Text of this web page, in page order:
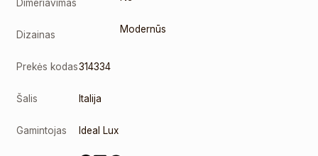
Dimeriavimas
Dizainas Modernūs
Prekės kodas314334
Šalis Italija
Gamintojas Ideal Lux